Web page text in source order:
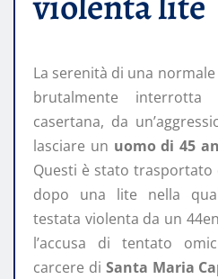
La serenità di una
brutalmente
casertana, da
lasciare un uomo di 45
Questi è stato trasportato
dopo una lite nella
testata violenta da un
l’accusa di tentato
carcere di Santa Maria